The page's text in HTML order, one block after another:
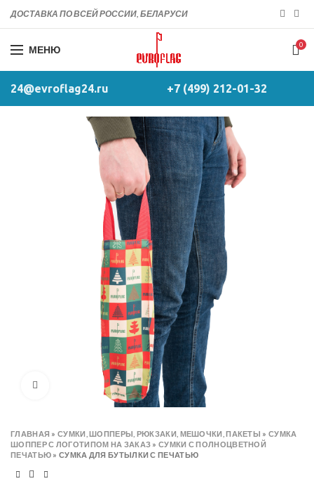
ДОСТАВКА ПО ВСЕЙ РОССИИ, БЕЛАРУСИ
МЕНЮ 0
24@evroflag24.ru +7 (499) 212-01-32
Click to enlarge
ГЛАВНАЯ »СУМКИ, ШОППЕРЫ, РЮКЗАКИ, МЕШОЧКИ, ПАКЕТЫ » СУМКА
ШОППЕР С ЛОГОТИПОМ НА ЗАКАЗ »СУМКИ С ПОЛНОЦВЕТНОЙ
ПЕЧАТЬЮ »СУМКА ДЛЯ БУТЫЛКИ С ПЕЧАТЬЮ